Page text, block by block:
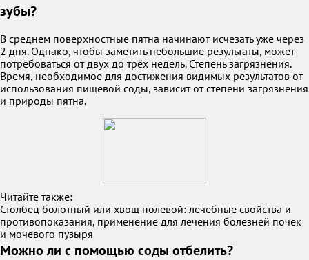
зубы?
В среднем поверхностные пятна начинают исчезать уже через
2 дня. Однако, чтобы заметить небольшие результаты, может
потребоваться от двух до трёх недель. Степень загрязнения.
Время, необходимое для достижения видимых результатов от
использования пищевой соды, зависит от степени загрязнения
и природы пятна.
Читайте также:
Столбец болотный или хвощ полевой: лечебные свойства и
противопоказания, применение для лечения болезней почек
и мочевого пузыря
Можно ли с помощью соды отбелить?